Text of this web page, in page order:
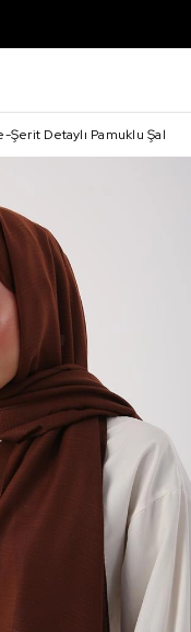
Şerit Detaylı Pamuklu Şal